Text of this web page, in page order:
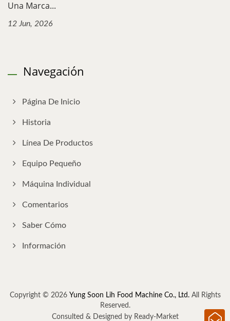
Una Marca...
12 Jun, 2026
Navegación
Página De Inicio
Historia
Línea De Productos
Equipo Pequeño
Máquina Individual
Comentarios
Saber Cómo
Información
Copyright © 2026 Yung Soon Lih Food Machine Co., Ltd.All Rights
Reserved.
Consulted & Designed by Ready-Market